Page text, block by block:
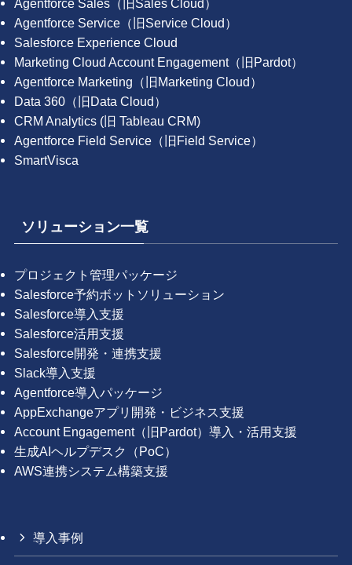
Agentforce Sales（旧Sales Cloud）
Agentforce Service（旧Service Cloud）
Salesforce Experience Cloud
Marketing Cloud Account Engagement（旧Pardot）
Agentforce Marketing（旧Marketing Cloud）
Data 360（旧Data Cloud）
CRM Analytics (旧 Tableau CRM)
Agentforce Field Service（旧Field Service）
SmartVisca
ソリューション一覧
プロジェクト管理パッケージ
Salesforce予約ボットソリューション
Salesforce導入支援
Salesforce活用支援
Salesforce開発・連携支援
Slack導入支援
Agentforce導入パッケージ
AppExchangeアプリ開発・ビジネス支援
Account Engagement（旧Pardot）導入・活用支援
生成AIヘルプデスク（PoC）
AWS連携システム構築支援
導入事例